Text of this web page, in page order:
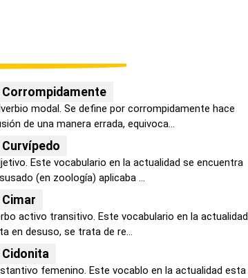
Corrompidamente
modal. Se define por corrompidamente hace
de una manera errada, equivoca...
Curvípedo
Este vocabulario en la actualidad se encuentra
(en zoología) aplicaba ...
Cimar
activo transitivo. Este vocabulario en la actualidad
en desuso, se trata de re...
Cidonita
femenino. Este vocablo en la actualidad esta